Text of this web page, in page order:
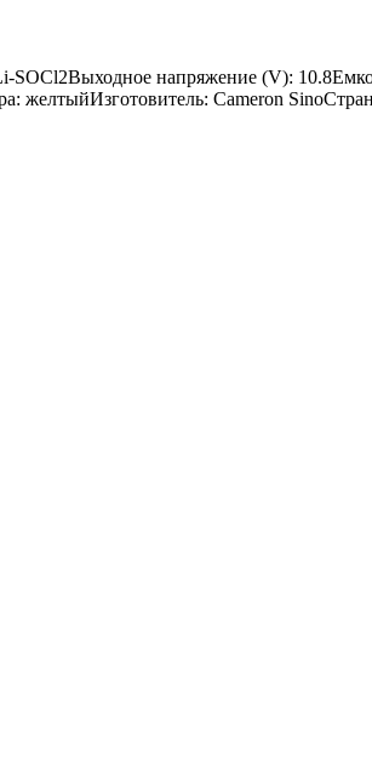
SOCl2Выходное напряжение (V):
желтыйИзготовитель: Cameron